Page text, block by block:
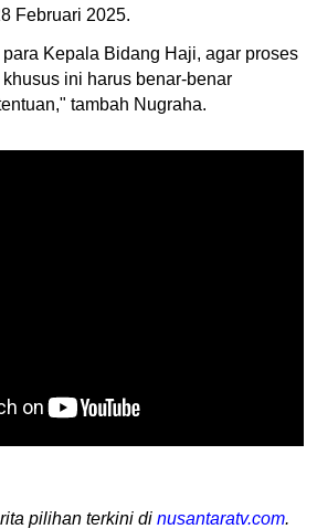
Februari 2025.
Kepala Bidang Haji, agar proses
ini harus benar-benar
tambah Nugraha.
pilihan terkini di nusantaratv.com.